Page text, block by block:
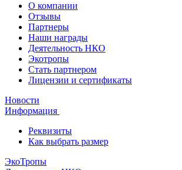
О компании
Отзывы
Партнеры
Наши награды
Деятельность НКО
Экотропы
Стать партнером
Лицензии и сертификаты
Новости
Информация
Реквизиты
Как выбрать размер
ЭкоТропы